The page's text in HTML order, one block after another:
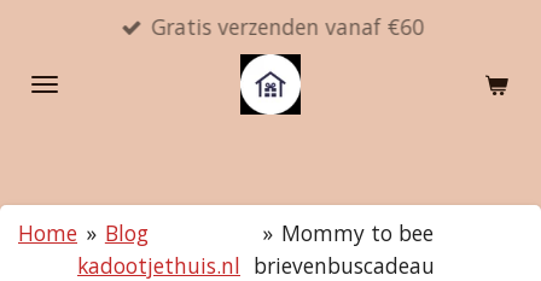
naar
Gratis verzenden vanaf €60
Home » Blog
kadootjethuis.nl
» Mommy to bee
brievenbuscadeau